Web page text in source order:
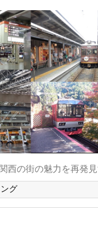
西の街の魅力を再発
グ